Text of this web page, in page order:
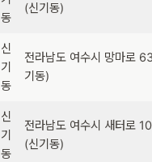
동
(신기동)
신
기
동
전라남도 여수시 망마로
기동)
신
기
동
전라남도 여수시 새터로
(신기동)